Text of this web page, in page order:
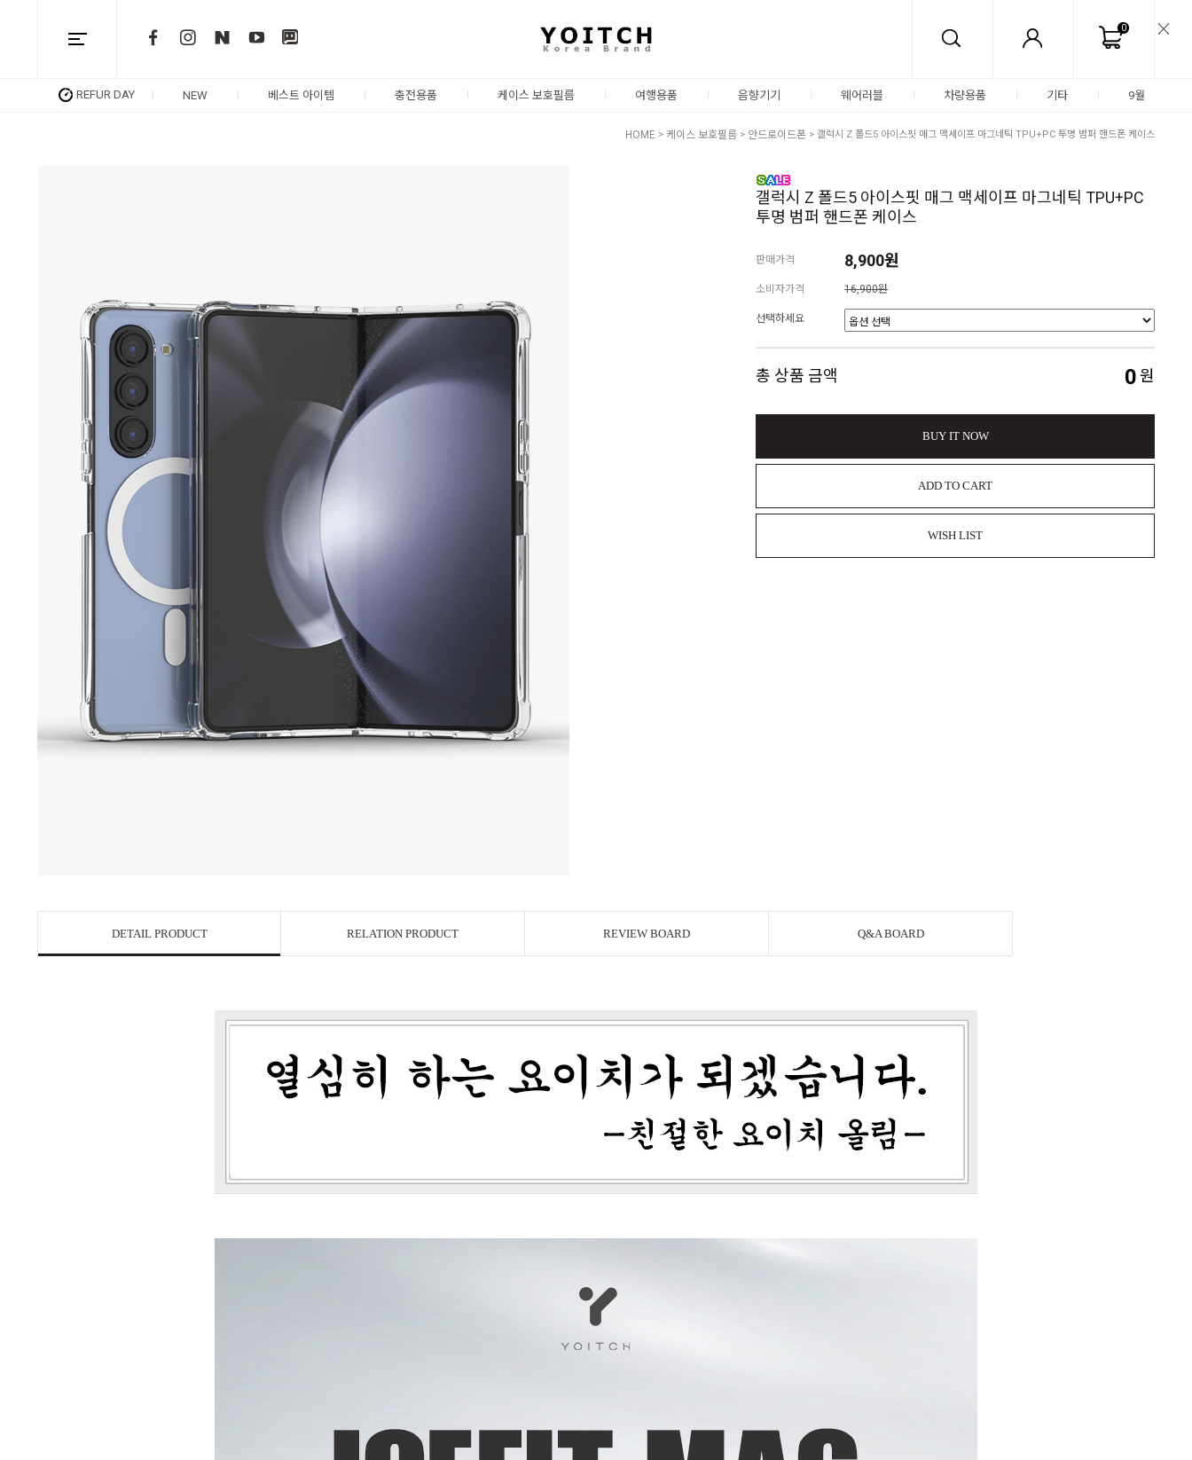
0
REFUR DAY NEW 베스트 아이템 충전용품 케이스 보호필름 여행용품 음향기기 웨어러블 차량용품 기타 9월
HOME > 케이스 보호필름 > 안드로이드폰 > 갤럭시 Z 폴드5 아이스핏 매그 맥세이프 마그네틱 TPU+PC 투명 범퍼 핸드폰 케이스
갤럭시 Z 폴드5 아이스핏 매그 맥세이프 마그네틱 TPU+PC
투명 범퍼 핸드폰 케이스
판매가격 8,900원
소비자가격 16,900원
선택하세요
총 상품 금액 0원
BUY IT NOW
ADD TO CART
WISH LIST
DETAIL PRODUCT RELATION PRODUCT REVIEW BOARD Q&A BOARD